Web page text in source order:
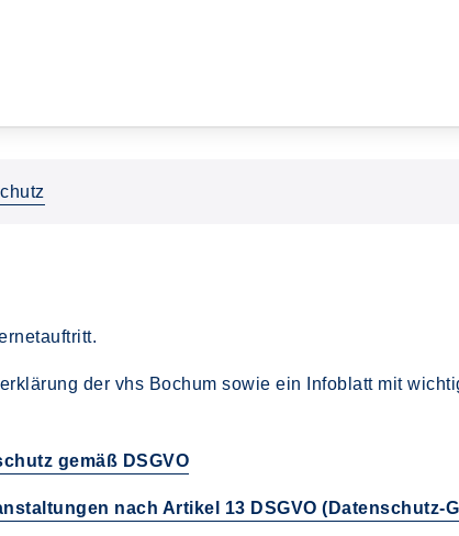
der vhs Bochum sowie ein Infoblatt mit
gemäß DSGVO
nach Artikel 13 DSGVO (Datenschutz-